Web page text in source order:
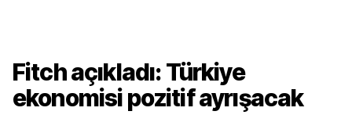
Fitch açıkladı: Türkiye
ekonomisi pozitif ayrışacak